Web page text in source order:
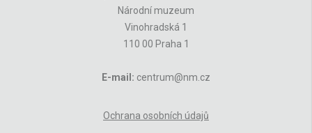
Národní muzeum
Vinohradská 1
110 00 Praha 1
E-mail: centrum@nm.cz
Ochrana osobních údajů